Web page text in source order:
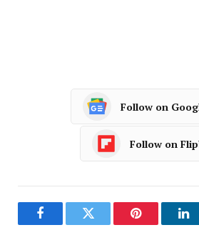
Follow on
Follow on
FacebookTwitter Pinterest